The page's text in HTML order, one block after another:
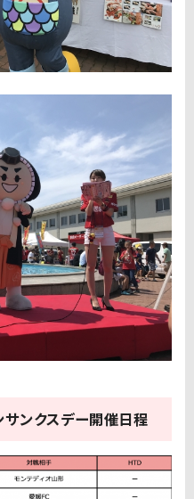
ンクスデー開催日程